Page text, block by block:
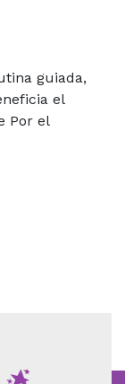
guiada,
el
Por el